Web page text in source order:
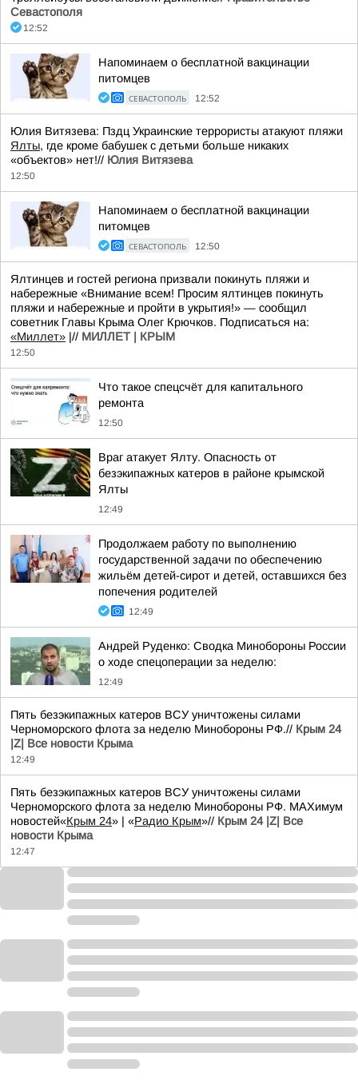
Севастополя
12:52
Напоминаем о бесплатной вакцинации
питомцев
СЕВАСТОПОЛЬ 12:52
Юлия Витязева: Пздц Украинские террористы атакуют пляжи
Ялты, где кроме бабушек с детьми больше никаких
«объектов» нет!// Юлия Витязева
12:50
Напоминаем о бесплатной вакцинации
питомцев
СЕВАСТОПОЛЬ 12:50
Ялтинцев и гостей региона призвали покинуть пляжи и
набережные «Внимание всем! Просим ялтинцев покинуть
пляжи и набережные и пройти в укрытия!» — сообщил
советник Главы Крыма Олег Крючков. Подписаться на:
«Миллет» |// МИЛЛЕТ | КРЫМ
12:50
Что такое спецсчёт для капитального
ремонта
12:50
Враг атакует Ялту. Опасность от
безэкипажных катеров в районе крымской
Ялты
12:49
Продолжаем работу по выполнению
государственной задачи по обеспечению
жильём детей-сирот и детей, оставшихся без
попечения родителей
12:49
Андрей Руденко: Сводка Минобороны России
о ходе спецоперации за неделю:
12:49
Пять безэкипажных катеров ВСУ уничтожены силами
Черноморского флота за неделю Минобороны РФ.// Крым 24
|Z| Все новости Крыма
12:49
Пять безэкипажных катеров ВСУ уничтожены силами
Черноморского флота за неделю Минобороны РФ. MAXимум
новостей«Крым 24» | «Радио Крым»// Крым 24 |Z| Все
новости Крыма
12:47